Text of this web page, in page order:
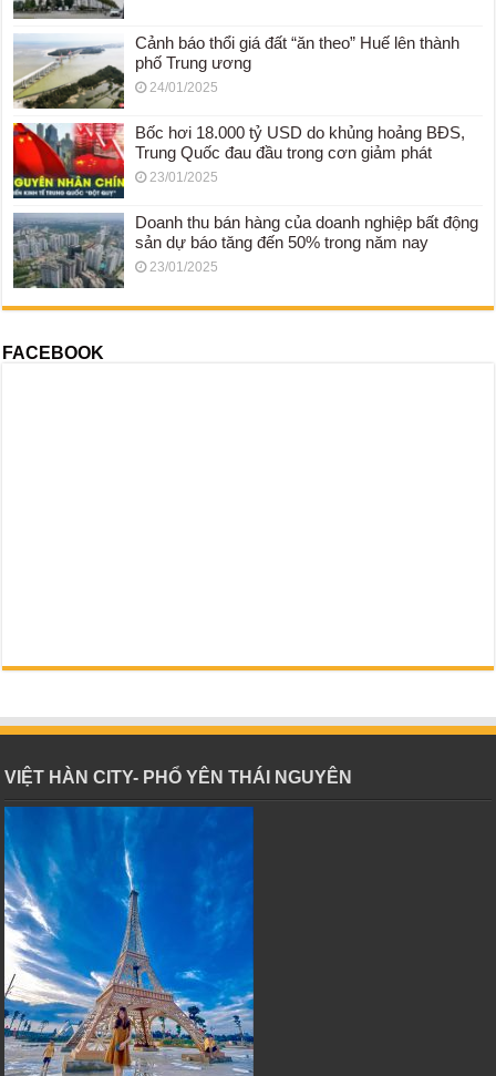
Cảnh báo thổi giá đất “ăn theo” Huế lên thành
phố Trung ương
24/01/2025
Bốc hơi 18.000 tỷ USD do khủng hoảng BĐS,
Trung Quốc đau đầu trong cơn giảm phát
23/01/2025
Doanh thu bán hàng của doanh nghiệp bất động
sản dự báo tăng đến 50% trong năm nay
23/01/2025
FACEBOOK
VIỆT HÀN CITY- PHỔ YÊN THÁI NGUYÊN